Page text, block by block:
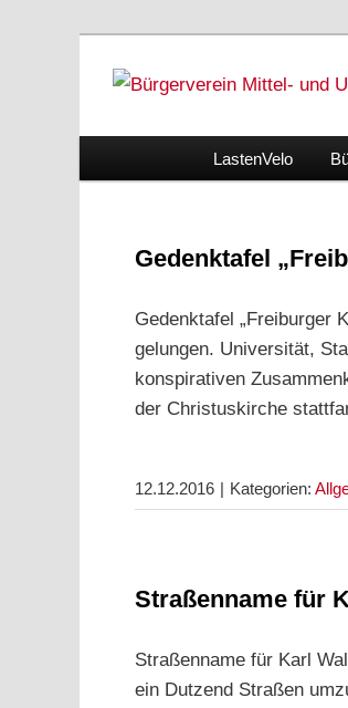
LastenVelo
Gedenktafel
Gedenktafel „Freiburger
gelungen. Universität,
konspirativen
der Christuskirche
12.12.2016 | Kategorien:
Straßenname für
Straßenname für Karl
ein Dutzend Straßen